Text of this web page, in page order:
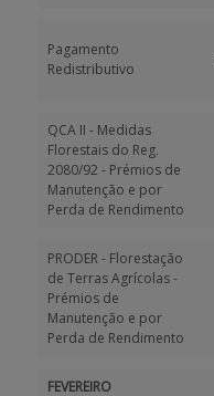
Pagamento
Redistributivo
QCA II - Medidas
Florestais do Reg.
2080/92 - Prémios de
Manutenção e por
Perda de Rendimento
PRODER - Florestação
de Terras Agrícolas -
Prémios de
Manutenção e por
Perda de Rendimento
FEVEREIRO